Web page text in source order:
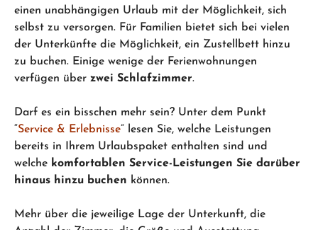
einen unabhängigen Urlaub mit der Möglichkeit, sich
selbst zu versorgen. Für Familien bietet sich bei vielen
der Unterkünfte die Möglichkeit, ein Zustellbett hinzu
zu buchen. Einige wenige der Ferienwohnungen
verfügen über zwei Schlafzimmer.
Darf es ein bisschen mehr sein? Unter dem Punkt
“Service & Erlebnisse” lesen Sie, welche Leistungen
bereits in Ihrem Urlaubspaket enthalten sind und
welche komfortablen Service-Leistungen Sie darüber
hinaus hinzu buchen können.
Mehr über die jeweilige Lage der Unterkunft, die